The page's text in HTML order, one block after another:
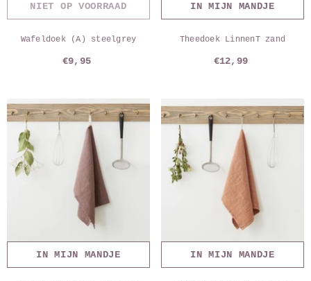
NIET OP VOORRAAD
Wafeldoek (A) steelgrey
€9,95
IN MIJN MANDJE
Theedoek LinnenT zand
€12,99
IN MIJN MANDJE IN MIJN MANDJE